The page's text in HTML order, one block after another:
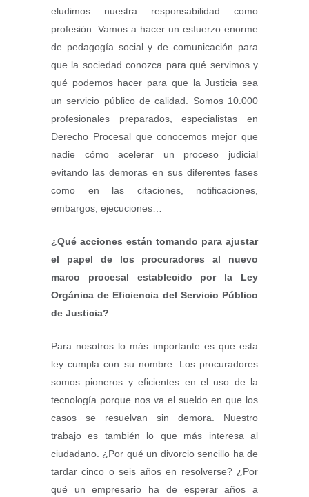
eludimos nuestra responsabilidad como
profesión. Vamos a hacer un esfuerzo enorme
de pedagogía social y de comunicación para
que la sociedad conozca para qué servimos y
qué podemos hacer para que la Justicia sea
un servicio público de calidad. Somos 10.000
profesionales preparados, especialistas en
Derecho Procesal que conocemos mejor que
nadie cómo acelerar un proceso judicial
evitando las demoras en sus diferentes fases
como en las citaciones, notificaciones,
embargos, ejecuciones…
¿Qué acciones están tomando para ajustar
el papel de los procuradores al nuevo
marco procesal establecido por la Ley
Orgánica de Eficiencia del Servicio Público
de Justicia?
Para nosotros lo más importante es que esta
ley cumpla con su nombre. Los procuradores
somos pioneros y eficientes en el uso de la
tecnología porque nos va el sueldo en que los
casos se resuelvan sin demora. Nuestro
trabajo es también lo que más interesa al
ciudadano. ¿Por qué un divorcio sencillo ha de
tardar cinco o seis años en resolverse? ¿Por
qué un empresario ha de esperar años a